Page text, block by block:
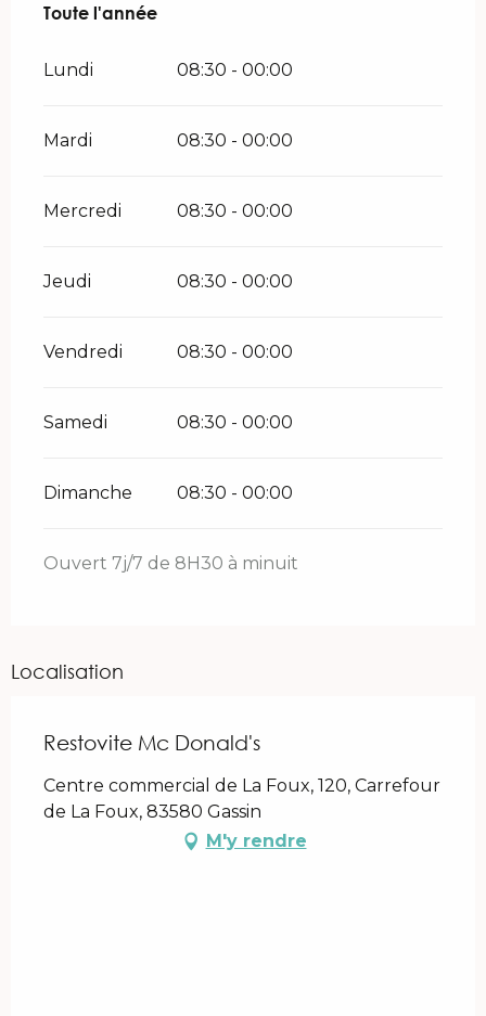
Toute l'année
Toute l'année
Lundi 08:30 - 00:00
Mardi 08:30 - 00:00
Mercredi 08:30 - 00:00
Jeudi 08:30 - 00:00
Vendredi 08:30 - 00:00
Samedi 08:30 - 00:00
Dimanche 08:30 - 00:00
Ouvert 7j/7 de 8H30 à minuit
Localisation
Restovite Mc Donald's
Centre commercial de La Foux, 120, Carrefour
de La Foux, 83580 Gassin
M'y rendre